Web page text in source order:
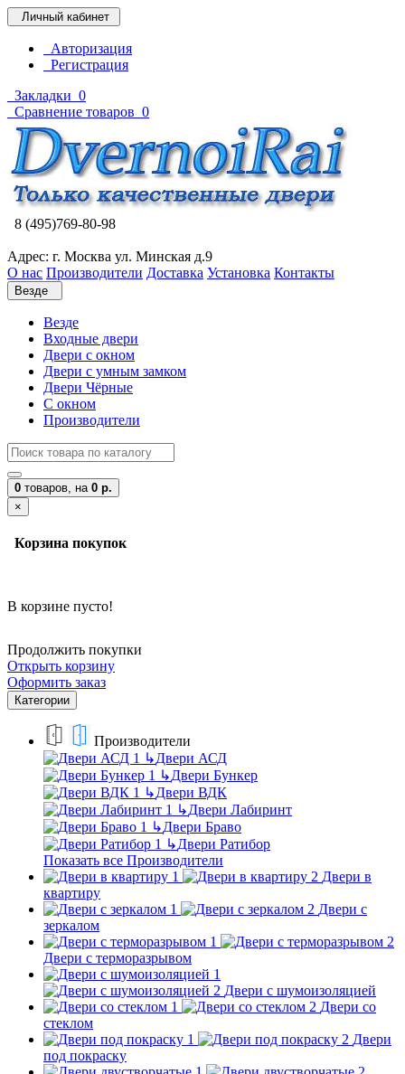
Личный кабинет
Авторизация
Регистрация
Закладки 0
Сравнение товаров 0
8 (495)769-80-98
Адрес: г. Москва ул. Минская д.9
О нас Производители Доставка Установка Контакты
Везде
Везде
Входные двери
Двери с окном
Двери с умным замком
Двери Чёрные
C окном
Производители
0 товаров, на 0 р.
×
Корзина покупок
В корзине пусто!
Продолжить покупки
Открыть корзину
Оформить заказ
Категории
Производители
↳Двери АСД
↳Двери Бункер
↳Двери ВДК
↳Двери Лабиринт
↳Двери Браво
↳Двери Ратибор
Показать все Производители
Двери в
квартиру
Двери с
зеркалом
Двери с терморазрывом
Двери с шумоизоляцией
Двери со
стеклом
Двери
под покраску